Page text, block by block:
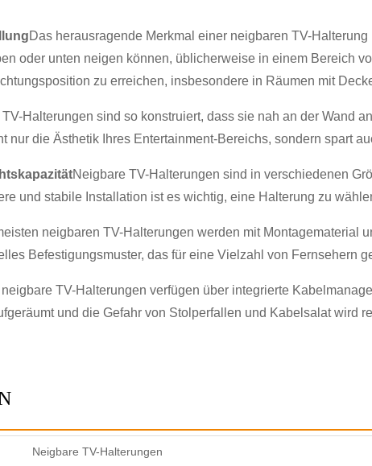
Das herausragende Merkmal einer neigbaren TV-
oder unten neigen können, üblicherweise in einem Bereich
zu erreichen, insbesondere in Räumen mit
TV-Halterungen sind so konstruiert, dass sie nah an der Wand
nur die Ästhetik Ihres Entertainment-Bereichs, sondern spart
Neigbare TV-Halterungen sind in verschiedenen
und stabile Installation ist es wichtig, eine Halterung zu
neigbaren TV-Halterungen werden mit Montagematerial
Befestigungsmuster, das für eine Vielzahl von Fernsehern
TV-Halterungen verfügen über integrierte
und die Gefahr von Stolperfallen und Kabelsalat wird
Neigbare TV-Halterungen WÄHLE DEINE EIGENE